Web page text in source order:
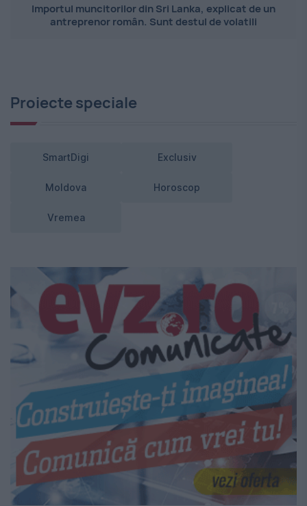
Importul muncitorilor din Sri Lanka, explicat de un
antreprenor român. Sunt destul de volatili
Proiecte speciale
SmartDigi Exclusiv
Moldova Horoscop
Vremea